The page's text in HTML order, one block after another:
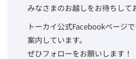
みなさまのお越しをお待ちして
トーカイ公式Facebookページ
案内しています。
ぜひフォローをお願いします！